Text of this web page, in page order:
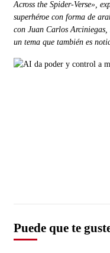
Across the Spider-Verse»,
superhéroe con forma de
con Juan Carlos
un tema que también es
Puede que te